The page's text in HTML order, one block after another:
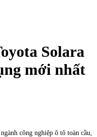
Solara
mới nhất
công nghiệp ô tô toàn cầu,